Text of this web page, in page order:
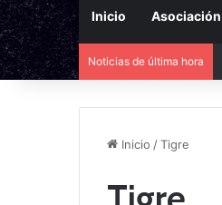
Inicio Asociación
Noticias de última hora
Inicio /Tigre